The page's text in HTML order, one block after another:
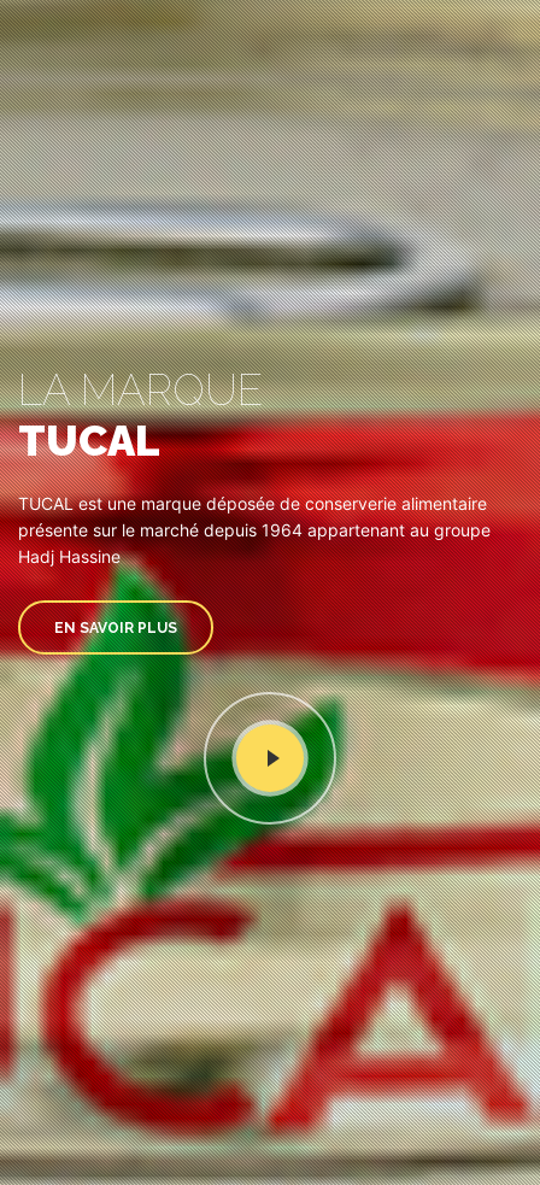
LA MARQUE
TUCAL
TUCAL est une marque déposée de conserverie alimentaire
présente sur le marché depuis 1964 appartenant au groupe
Hadj Hassine
EN SAVOIR PLUS